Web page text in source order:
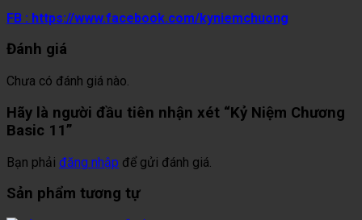
FB : https://www.facebook.com/kyniemchuong
Đánh giá
Chưa có đánh giá nào.
Hãy là người đầu tiên nhận xét “Kỷ Niệm Chương
Basic 11”
Bạn phải đăng nhập để gửi đánh giá.
Sản phẩm tương tự